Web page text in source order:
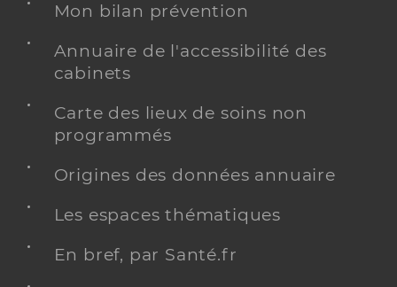
Mon bilan prévention
Annuaire de l'accessibilité des
cabinets
Carte des lieux de soins non
programmés
Origines des données annuaire
Les espaces thématiques
En bref, par Santé.fr